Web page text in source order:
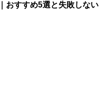
おすすめ5選と失敗しない